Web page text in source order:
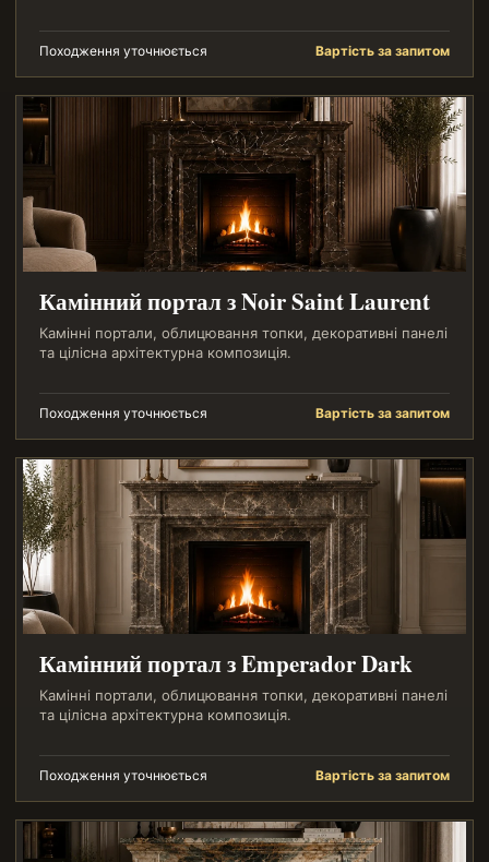
Походження уточнюється Вартість за запитом
Камінний портал з Noir Saint Laurent
Камінні портали, облицювання топки, декоративні панелі
та цілісна архітектурна композиція.
Походження уточнюється Вартість за запитом
Камінний портал з Emperador Dark
Камінні портали, облицювання топки, декоративні панелі
та цілісна архітектурна композиція.
Походження уточнюється Вартість за запитом